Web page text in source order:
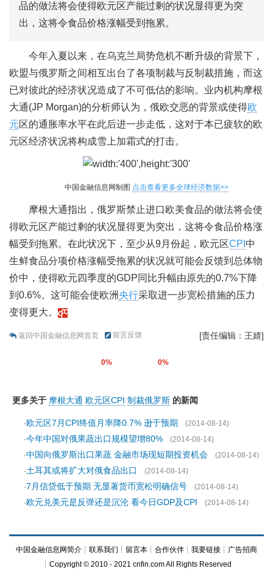
品的做法将会使得欧元区产能过剩的状况显得更为突
出，这将令食品价格涨幅受到拖累。
今年入夏以来，在乌克兰局势危机不断升级的背景下，
欧盟与俄罗斯之间相互出台了各项制裁与反制裁措施，而这
已对彼此的经济状况造成了不可低估的影响。业内机构摩根
大通(JP Morgan)的分析师认为，俄欧交恶的背景或使得欧
元区的通胀率水平在此后进一步走低，这对于本已疲软的欧
元区经济状况将构成雪上加霜式的打击。
中国金融信息网制图 点击查看更多全球经济数据>>
摩根大通指出，俄罗斯禁止进口欧美食品的做法将会使
得欧元区产能过剩的状况显得更为突出，这将令食品价格涨
幅受到拖累。在此状况下，至少从9月份起，欧元区CPI 中
生鲜食品分项价格涨幅受拖累的状况就可能会反馈到总体物
价中，使得欧元四季度的GDP同比升幅由原先的0.7%下降
到0.6%。这可能会使欧洲央行采取进一步宽松措施的压力
变得更大。
返回中国金融信息网首页 留言反馈 [责任编辑：王婧]
0% 0%
更多关于 摩根大通 欧元区CPI 制裁俄罗斯 的新闻
·欧元区7月CPI终值月率降0.7% 逊于预期
(2014-08-14)
·今年中国对俄果蔬出口规模望增80%
(2014-08-14)
·中国向俄罗斯出口果蔬 金融市场现短期投资机会
(2014-08-14)
·土耳其或将扩大对俄食品出口
(2014-08-14)
·7月信贷低于预期 无显著货币宽松明确信号
(2014-08-14)
·欧元兑美元是反弹还是沉沦 看今日GDP及CPI (2014-08-14)
中国金融信息网简介 ┊ 联系我们 ┊ 留言本 ┊ 合作伙伴 ┊ 我要链接 ┊ 广告招商
┊Copyright © 2010 - 2021 cnfin.com All Rights Reserved